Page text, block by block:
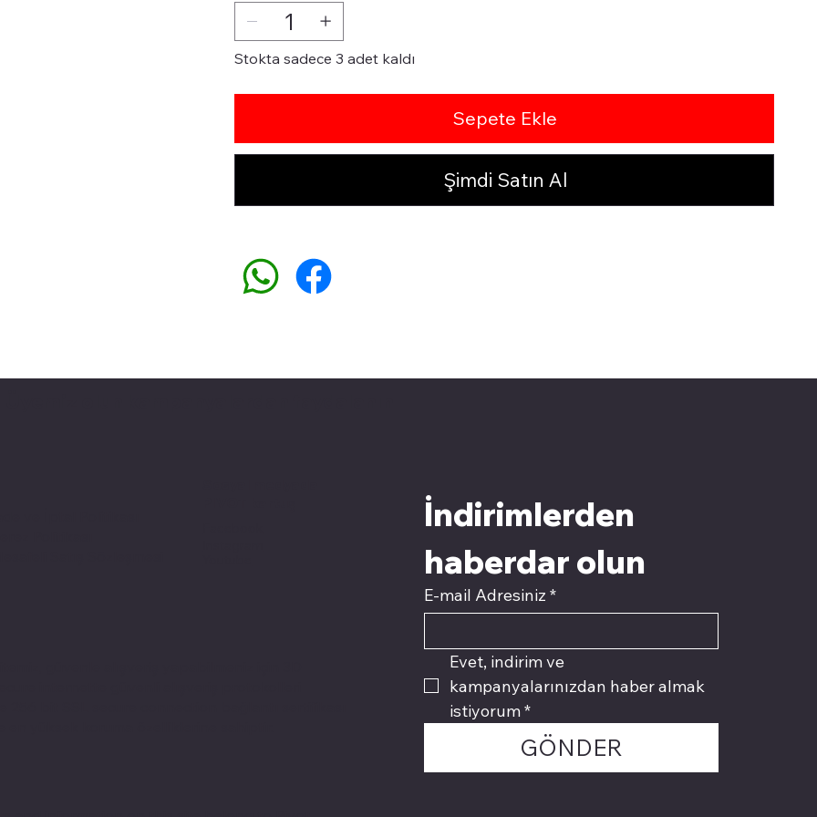
Stokta sadece 3 adet kaldı
Sepete Ekle
Şimdi Satın Al
İndirimlerden
haberdar olun
E-mail Adresiniz *
Evet, indirim ve
kampanyalarınızdan haber almak
istiyorum*
GÖNDER